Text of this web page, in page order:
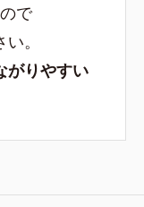
で
。
がりやすい